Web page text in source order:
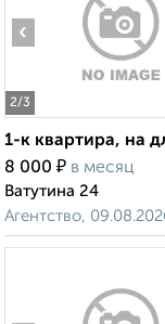
2/3
‹
1-к квартира, на
8 000 ₽ в месяц
Ватутина 24
Агентство,